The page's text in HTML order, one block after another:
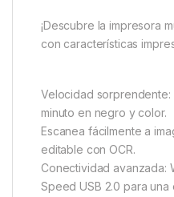
¡Descubre la impresora
con características
Velocidad sorprendente:
minuto en negro y color.
Escanea fácilmente a
editable con OCR.
Conectividad avanzada:
Speed USB 2.0 para una